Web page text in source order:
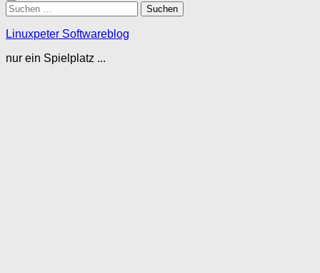
Suchen
nach:
Linuxpeter Softwareblog
nur ein Spielplatz ...